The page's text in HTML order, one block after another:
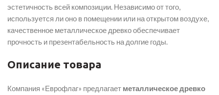
эстетичность всей композиции. Независимо от того,
используется ли оно в помещении или на открытом воздухе,
качественное металлическое древко обеспечивает
прочность и презентабельность на долгие годы.
Описание товара
Компания «Еврофлаг» предлагает металлическое древко